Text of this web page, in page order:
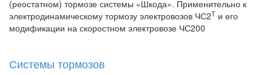
(реостатном) тормозе системы «Шкода». Применительно к
электродинамическому тормозу электровозов ЧС2Т и его
модификации на скоростном электровозе ЧС200
Системы тормозов